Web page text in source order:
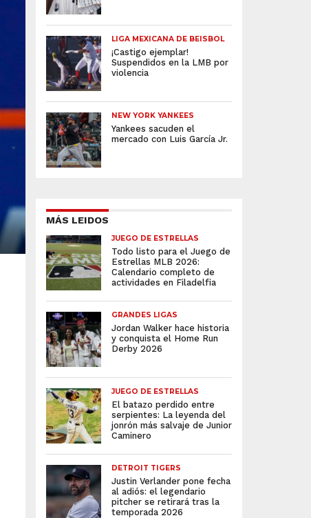
LIGA MEXICANA DE BEISBOL
¡Castigo ejemplar!
Suspendidos en la LMB por
violencia
NEW YORK YANKEES
Yankees sacuden el
mercado con Luis García Jr.
MÁS LEIDOS
JUEGO DE ESTRELLAS
Todo listo para el Juego de
Estrellas MLB 2026:
Calendario completo de
actividades en Filadelfia
GRANDES LIGAS
Jordan Walker hace historia
y conquista el Home Run
Derby 2026
JUEGO DE ESTRELLAS
El batazo perdido entre
serpientes: La leyenda del
jonrón más salvaje de Junior
Caminero
DETROIT TIGERS
Justin Verlander pone fecha
al adiós: el legendario
pitcher se retirará tras la
temporada 2026